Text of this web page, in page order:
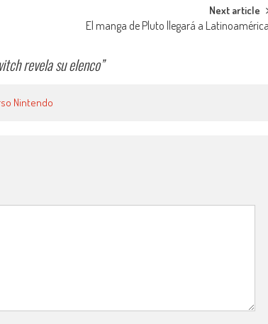
Next article
El manga de Pluto llegará a
revela su elenco”
Nintendo